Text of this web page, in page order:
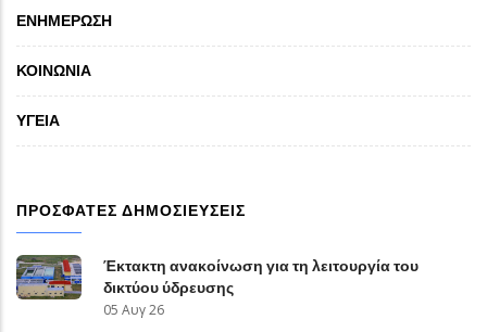
ΕΝΗΜΕΡΩΣΗ
ΚΟΙΝΩΝΙΑ
ΥΓΕΙΑ
ΠΡΟΣΦΑΤΕΣ ΔΗΜΟΣΙΕΥΣΕΙΣ
Έκτακτη ανακοίνωση για τη λειτουργία του
δικτύου ύδρευσης
05 Αυγ 26